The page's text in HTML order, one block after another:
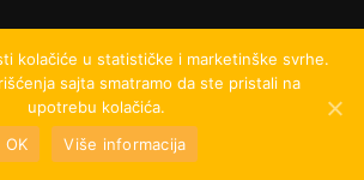
d.o.o.
Ovo delo je
licenceCreative Commons
Bez prerada 4.0 Međunarodna licenca
kolačiće u statističke i marketinške svrhe.
sajta smatramo da ste pristali na
upotrebu kolačića.
OK
Više informacija